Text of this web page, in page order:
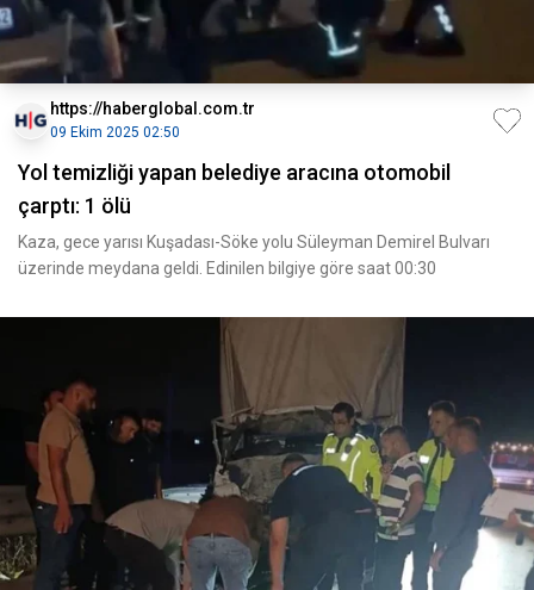
https://haberglobal.com.tr
09 Ekim 2025 02:50
Yol temizliği yapan belediye aracına otomobil
çarptı: 1 ölü
Kaza, gece yarısı Kuşadası-Söke yolu Süleyman Demirel Bulvarı
üzerinde meydana geldi. Edinilen bilgiye göre saat 00:30